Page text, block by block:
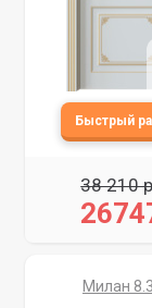
38 210
Милан